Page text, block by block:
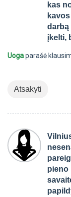
kas
darbą
įkelti,
Uogaparašė
Atsakyti
pieno